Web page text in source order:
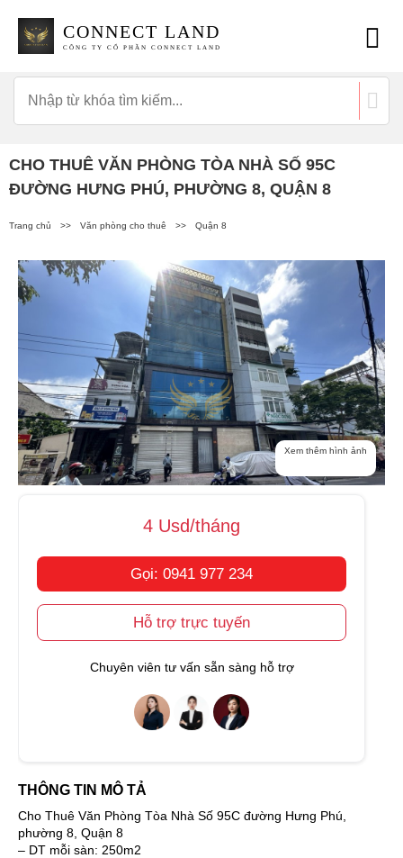
CONNECT LAND
CÔNG TY CỔ PHẦN CONNECT LAND
CHO THUÊ VĂN PHÒNG TÒA NHÀ SỐ 95C
ĐƯỜNG HƯNG PHÚ, PHƯỜNG 8, QUẬN 8
Trang chủ >> Văn phòng cho thuê >> Quận 8
Xem thêm hình ảnh
4 Usd/tháng
Gọi: 0941 977 234
Hỗ trợ trực tuyến
Chuyên viên tư vấn sẵn sàng hỗ trợ
THÔNG TIN MÔ TẢ
Cho Thuê Văn Phòng Tòa Nhà Số 95C đường Hưng Phú,
phường 8, Quận 8
– DT mỗi sàn: 250m2